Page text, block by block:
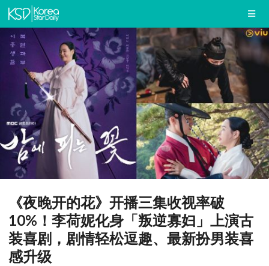
《夜晚开的花》开播三集收视率破
10%！李荷妮化身「叛逆寡妇」上演古
装喜剧，剧情轻松逗趣、最新扮男装喜
感升级